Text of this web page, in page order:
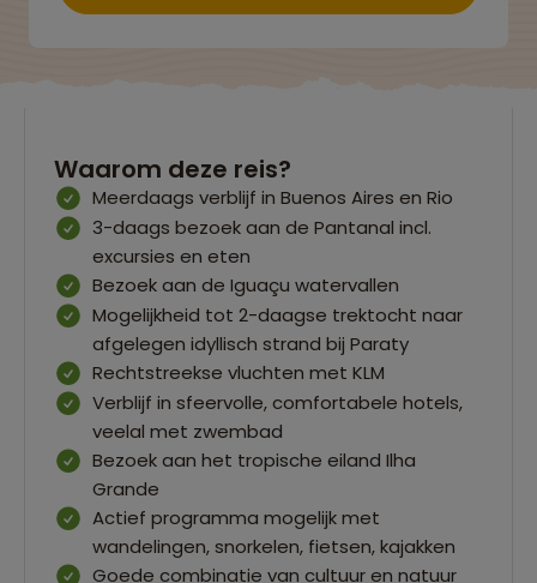
Waarom deze reis?
Meerdaags verblijf in Buenos Aires en Rio
3-daags bezoek aan de Pantanal incl.
excursies en eten
Bezoek aan de Iguaçu watervallen
Mogelijkheid tot 2-daagse trektocht naar
afgelegen idyllisch strand bij Paraty
Rechtstreekse vluchten met KLM
Verblijf in sfeervolle, comfortabele hotels,
veelal met zwembad
Bezoek aan het tropische eiland Ilha
Grande
Actief programma mogelijk met
wandelingen, snorkelen, fietsen, kajakken
Goede combinatie van cultuur en natuur